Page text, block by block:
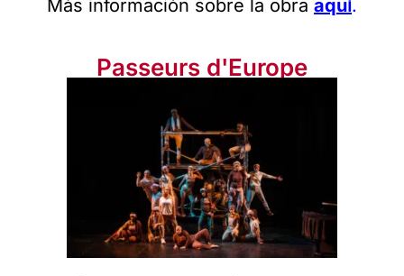
Más información sobre la obra aquí.
Passeurs d'Europe